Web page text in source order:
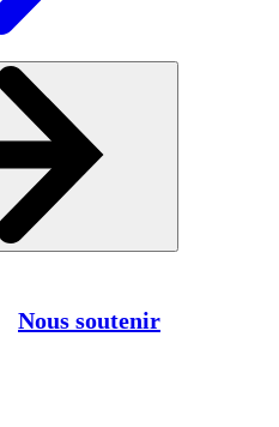
Nous soutenir